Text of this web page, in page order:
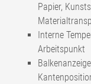
Papier,
Interne
Arbeitspunkt